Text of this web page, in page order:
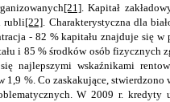
[21]. Kapitał
rubli[22]. Charakterystyczna dla
82 % kapitału znajduje się w
i 85 % środków osób fizycznych
najlepszymi wskaźnikami
1,9 %. Co zaskakujące,
W 2009 r. kredyty